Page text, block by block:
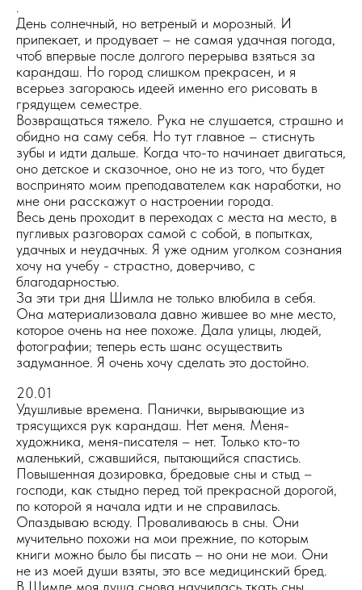
День солнечный, но ветреный и морозный. И
припекает, и продувает – не самая удачная погода,
чтоб впервые после долгого перерыва взяться за
карандаш. Но город слишком прекрасен, и я
всерьез загораюсь идеей именно его рисовать в
грядущем семестре.
Возвращаться тяжело. Рука не слушается, страшно и
обидно на саму себя. Но тут главное – стиснуть
зубы и идти дальше. Когда что-то начинает двигаться,
оно детское и сказочное, оно не из того, что будет
воспринято моим преподавателем как наработки, но
мне они расскажут о настроении города.
Весь день проходит в переходах с места на место, в
пугливых разговорах самой с собой, в попытках,
удачных и неудачных. Я уже одним уголком сознания
хочу на учебу - страстно, доверчиво, с
благодарностью.
За эти три дня Шимла не только влюбила в себя.
Она материализовала давно жившее во мне место,
которое очень на нее похоже. Дала улицы, людей,
фотографии; теперь есть шанс осуществить
задуманное. Я очень хочу сделать это достойно.
20.01
Удушливые времена. Панички, вырывающие из
трясущихся рук карандаш. Нет меня. Меня-
художника, меня-писателя – нет. Только кто-то
маленький, сжавшийся, пытающийся спастись.
Повышенная дозировка, бредовые сны и стыд –
господи, как стыдно перед той прекрасной дорогой,
по которой я начала идти и не справилась.
Опаздываю всюду. Проваливаюсь в сны. Они
мучительно похожи на мои прежние, по которым
книги можно было бы писать – но они не мои. Они
не из моей души взяты, это все медицинский бред.
В Шимле моя душа снова научилась ткать сны.